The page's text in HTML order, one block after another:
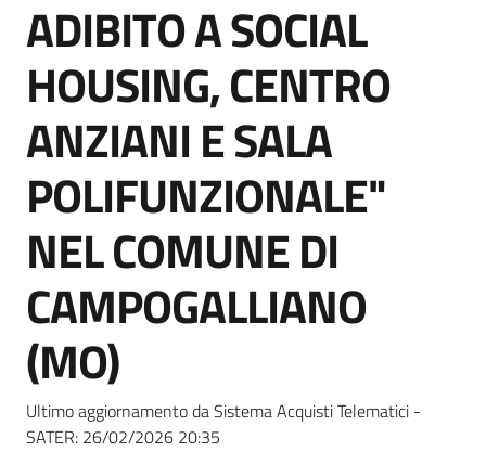
Seguici
su
ADIBITO A SOCIAL
HOUSING, CENTRO
ANZIANI E SALA
POLIFUNZIONALE"
NEL COMUNE DI
CAMPOGALLIANO
(MO)
Ultimo aggiornamento da Sistema Acquisti Telematici -
SATER: 26/02/2026 20:35